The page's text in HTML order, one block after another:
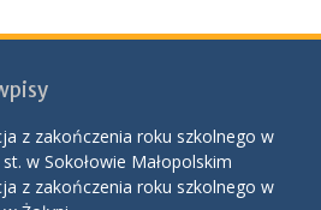
z zakończenia roku szkolnego w
w Sokołowie Małopolskim
z zakończenia roku szkolnego w